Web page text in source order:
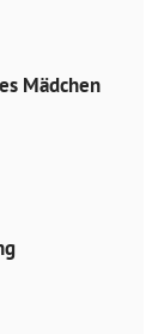
Mädchen